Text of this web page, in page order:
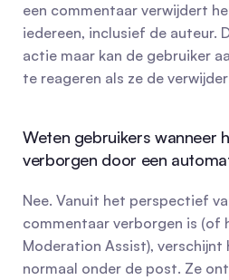
een commentaar verwijdert
iedereen, inclusief de auteur.
actie maar kan de gebruiker
te reageren als ze de
Weten gebruikers wanneer
verborgen door een
Nee. Vanuit het perspectief
commentaar verborgen is (of
Moderation Assist), verschijnt
normaal onder de post. Ze